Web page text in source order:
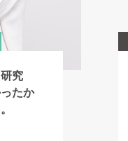
研究
たか